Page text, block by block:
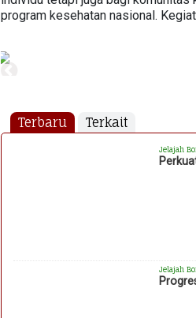
program kesehatan nasional.
Terbaru Terkait
Jelajah
Jelajah